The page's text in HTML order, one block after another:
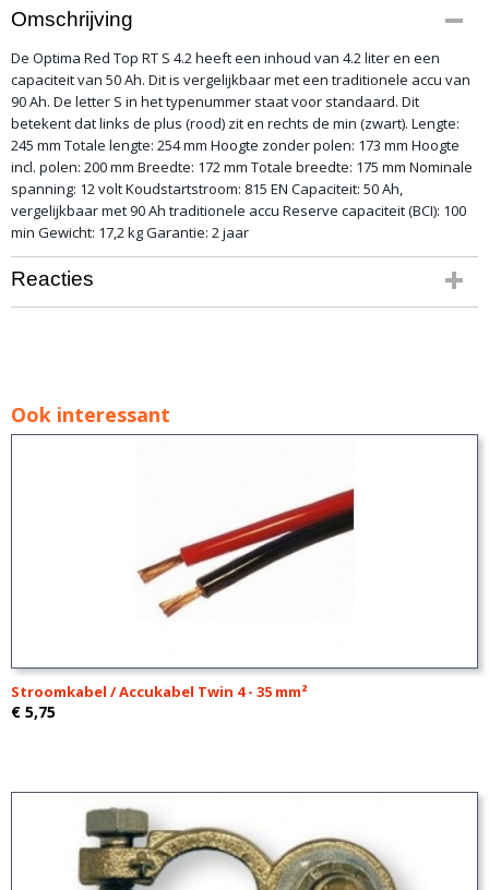
Bruto gewicht
15,00 Kg
Omschrijving
De Optima Red Top RT S 4.2 heeft een inhoud van 4.2 liter en een
capaciteit van 50 Ah. Dit is vergelijkbaar met een traditionele accu van
90 Ah. De letter S in het typenummer staat voor standaard. Dit
betekent dat links de plus (rood) zit en rechts de min (zwart). Lengte:
245 mm Totale lengte: 254 mm Hoogte zonder polen: 173 mm Hoogte
incl. polen: 200 mm Breedte: 172 mm Totale breedte: 175 mm Nominale
spanning: 12 volt Koudstartstroom: 815 EN Capaciteit: 50 Ah,
vergelijkbaar met 90 Ah traditionele accu Reserve capaciteit (BCI): 100
min Gewicht: 17,2 kg Garantie: 2 jaar
Reacties
Ook interessant
Stroomkabel / Accukabel Twin 4 - 35 mm²
€ 5,75